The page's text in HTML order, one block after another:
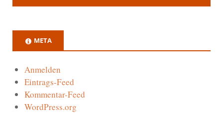
META
Anmelden
Eintrags-Feed
Kommentar-Feed
WordPress.org